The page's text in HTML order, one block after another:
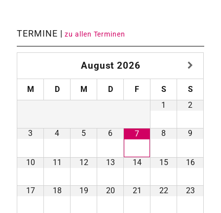
TERMINE |zu allen Terminen
August 2026
M D M D F S
S
1
2
3 4 5 6 7 8 9
10 11 12 13 14 15 16
17 18 19 20 21 22 23